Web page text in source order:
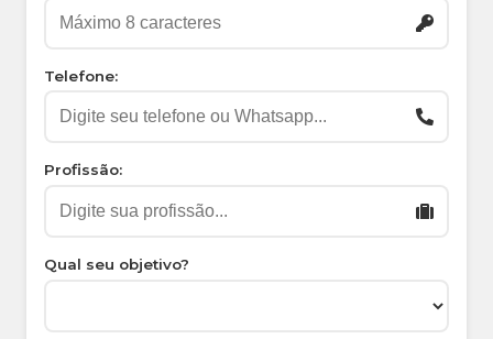
Telefone:
Profissão:
Qual seu objetivo?